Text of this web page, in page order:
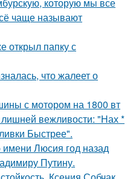
чаще называют
открыл папку с
что жалеет о
с мотором на 1800 вт
вежливости: "Нах *
Быстрее".
Люсия год назад
Путину.